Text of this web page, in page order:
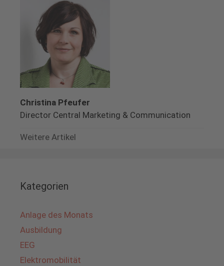
Christina Pfeufer
Director Central Marketing & Communication
Weitere Artikel
Kategorien
Anlage des Monats
Ausbildung
EEG
Elektromobilität